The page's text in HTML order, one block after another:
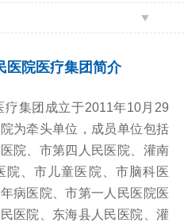
医院医疗集团简介
集团成立于2011年10月29
为牵头单位，成员单位包括
院、市第四人民医院、灌南
院、市儿童医院、市脑科医
病医院、市第一人民医院医
医院、东海县人民医院、灌